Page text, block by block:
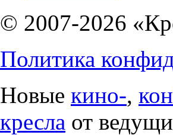
© 2007-2026
Политика
Новые кино-,
кресла от